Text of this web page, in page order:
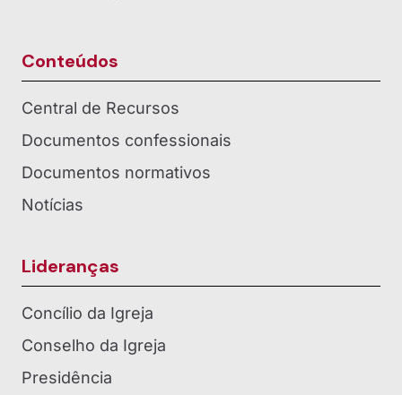
Conteúdos
Central de Recursos
Documentos confessionais
Documentos normativos
Notícias
Lideranças
Concílio da Igreja
Conselho da Igreja
Presidência